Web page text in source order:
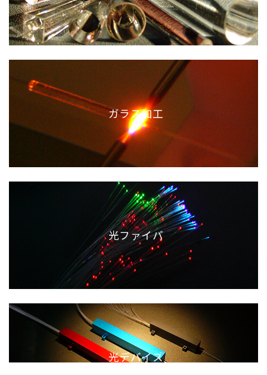
ガラス加工
光ファイバ
光デバイス